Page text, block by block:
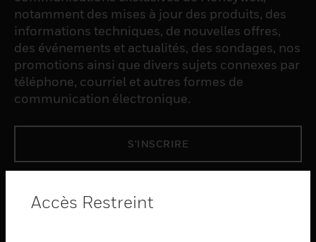
notamment des mises à jour des produits, des
informations techniques, de nouvelles offres,
des événements et actualités, des sondages, nos
promotions ainsi que divers sujets connexes par
téléphone, courriel et autres formes de
communication électronique.
S'INSCRIRE
Accès Restreint